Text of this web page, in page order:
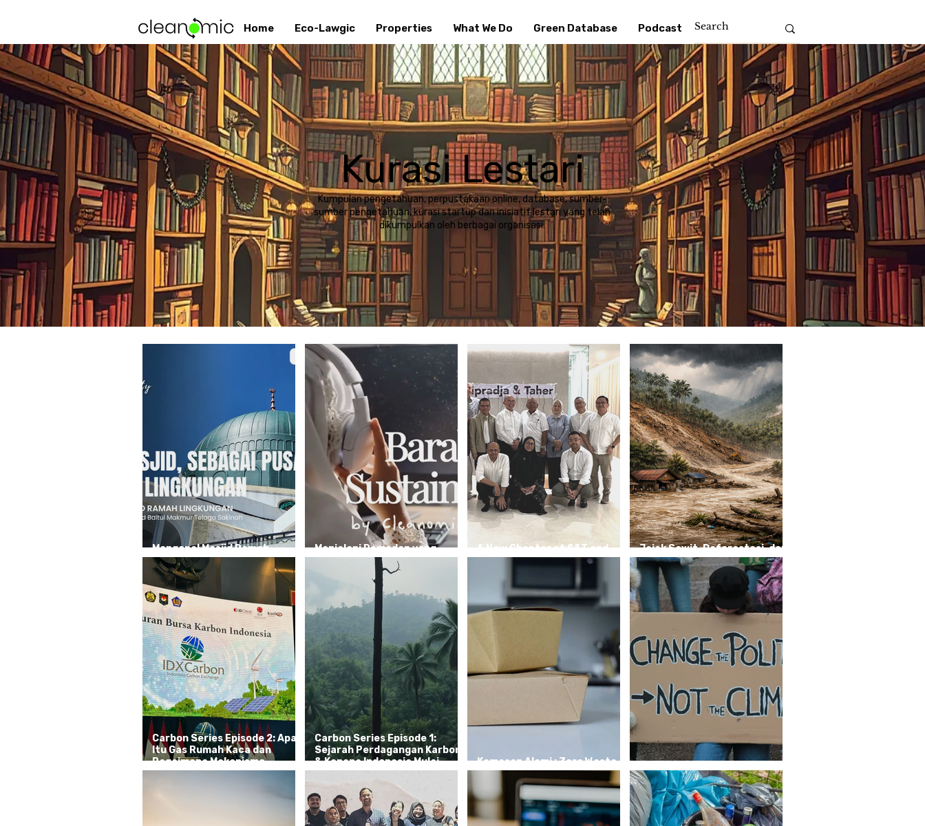
Home Eco-Lawgic Properties What We Do Green Database Podcast
Kurasi Lestari
Kumpulan pengetahuan, perpustakaan online, database, sumber-
sumber pengetahuan, kurasi startup dan inisiatif lestari yang telah
dikumpulkan oleh berbagai organisasi.
Mengenal Masjid Ramah
Lingkungan
Menjalani Ramadan yang
Berkah dan Berkelanjutan
A New Chapter at S&T and
Indonesia’s 2026 Outlook
Jejak Sawit, Deforestasi, dan
Biodiesel
Carbon Series Episode 2: Apa
Itu Gas Rumah Kaca dan
Bagaimana Mekanisme
Perdagangan Karbon?
Carbon Series Episode 1:
Sejarah Perdagangan Karbon
& Kenapa Indonesia Mulai
Gaspol?
Kemasan Alami : Zero Waste
Sejak Zaman Baheula
5 Akun Yang Bahas Politik